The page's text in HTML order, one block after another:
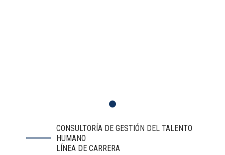
CONSULTORÍA DE GESTIÓN DEL TALENTO
HUMANO
LÍNEA DE CARRERA